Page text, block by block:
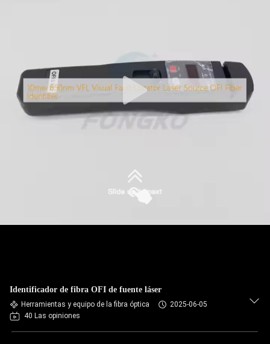
Identificador de fibra OFI de fuente láser
Herramientas y equipo de la fibra óptica
2025-06-05
40 Las opiniones